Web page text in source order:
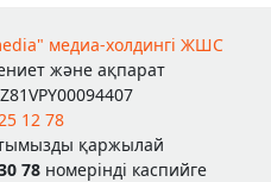
медиа-холдингі ЖШС
және ақпарат
12 78
қаржылай
78 номерінді каспийге